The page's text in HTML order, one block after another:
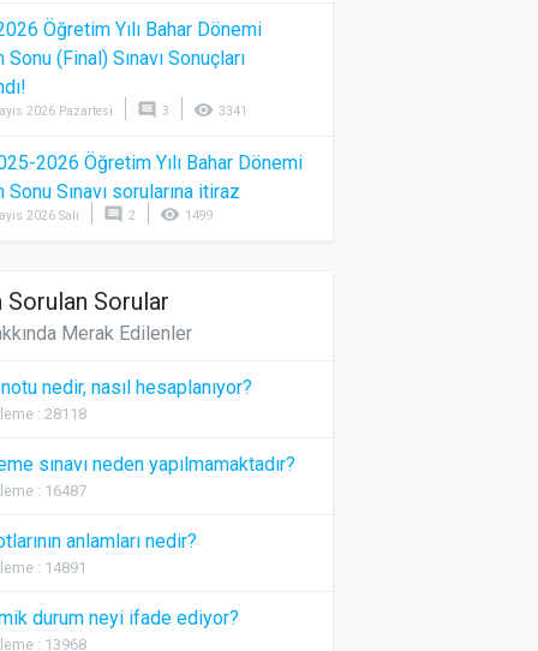
Öğretim Yılı Bahar Dönemi
Sonu (Final) Sınavı Sonuçları
2026 Pazartesi comment 3 visibility 3341
2026 Öğretim Yılı Bahar Dönemi
Sonu Sınavı sorularına itiraz
2026 Salı comment 2 visibility 1499
Sorulan Sorular
Merak Edilenler
notu nedir, nasıl hesaplanıyor?
: 28118
sınavı neden yapılmamaktadır?
: 16487
anlamları nedir?
: 14891
durum neyi ifade ediyor?
: 13968